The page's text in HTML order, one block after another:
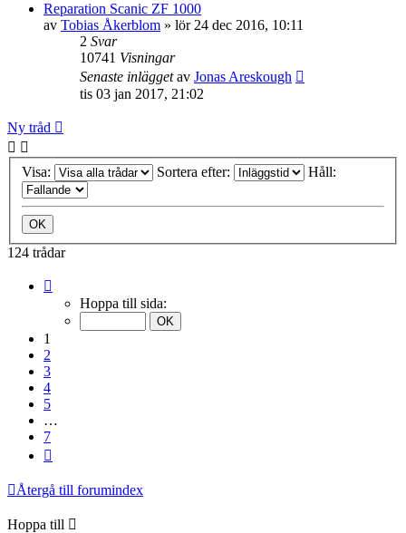
Reparation Scanic ZF 1000
av Tobias Åkerblom » lör 24 dec 2016, 10:11
2 Svar
10741 Visningar
Senaste inläggetav Jonas Areskough
tis 03 jan 2017, 21:02
Ny tråd
Visa: Sortera efter: Håll:
124 trådar
Hoppa till sida:
1
2
3
4
5
…
7
Återgå till forumindex
Hoppa till